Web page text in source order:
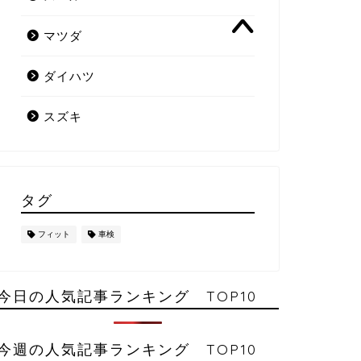
マツダ
ダイハツ
スズキ
タグ
フィット 車検
日の人気記事ランキング TOP10
週の人気記事ランキング TOP10